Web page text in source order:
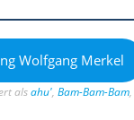
Wolfgang Merkel
alsahu', Bam-Bam-Bam,